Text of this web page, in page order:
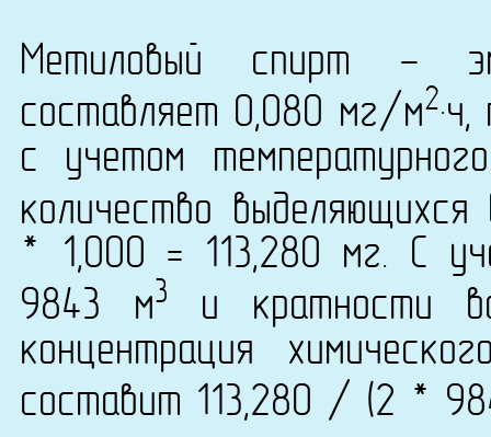
Метиловый спирт -
составляет 0,080 мг/м2
с учетом
количество
* 1,000 = 113,280 мг. С
9843 м3
и кратности
концентрация
составит 113,280 / (2 *